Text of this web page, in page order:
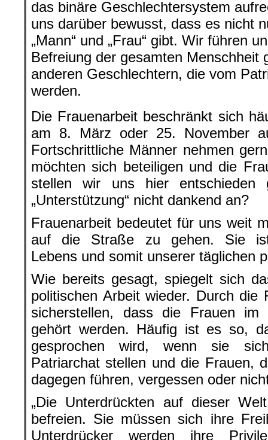
das binäre Geschlechtersystem
uns darüber bewusst, dass es nicht
„Mann“ und „Frau“ gibt. Wir führen
Befreiung der gesamten Menschheit
anderen Geschlechtern, die vom
werden.
Die Frauenarbeit beschränkt sich
am 8. März oder 25. November
Fortschrittliche Männer nehmen
möchten sich beteiligen und die
stellen wir uns hier entschieden
„Unterstützung“ nicht dankend an?
Frauenarbeit bedeutet für uns weit
auf die Straße zu gehen. Sie
Lebens und somit unserer täglichen
Wie bereits gesagt, spiegelt sich
politischen Arbeit wieder. Durch die
sicherstellen, dass die Frauen im
gehört werden. Häufig ist es so,
gesprochen wird, wenn sie
Patriarchat stellen und die Frauen,
dagegen führen, vergessen oder
„Die Unterdrückten auf dieser
befreien. Sie müssen sich ihre
Unterdrücker werden ihre